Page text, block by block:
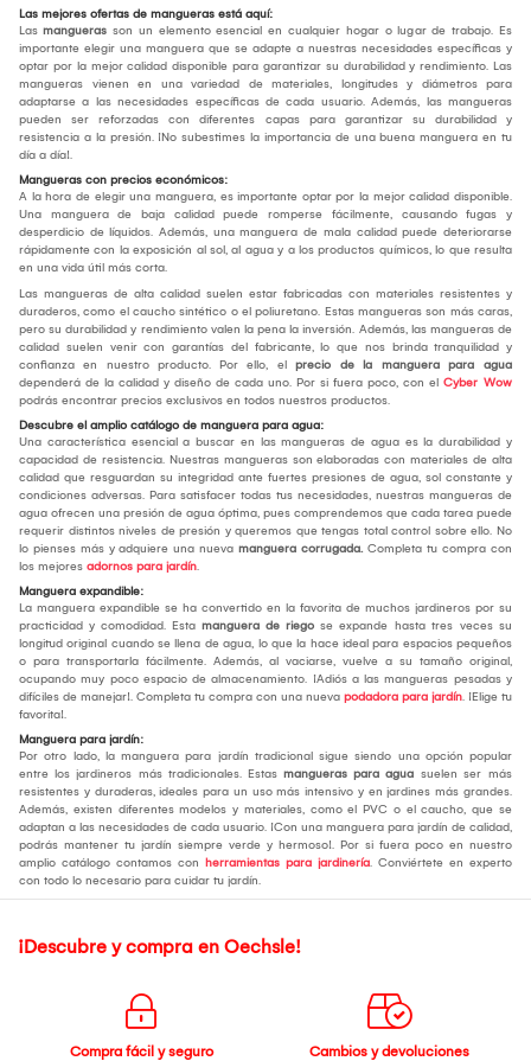
Las mejores ofertas de mangueras está aquí:
Las mangueras son un elemento esencial en cualquier hogar o lugar de trabajo. Es
importante elegir una manguera que se adapte a nuestras necesidades específicas y
optar por la mejor calidad disponible para garantizar su durabilidad y rendimiento. Las
mangueras vienen en una variedad de materiales, longitudes y diámetros para
adaptarse a las necesidades específicas de cada usuario. Además, las mangueras
pueden ser reforzadas con diferentes capas para garantizar su durabilidad y
resistencia a la presión. ¡No subestimes la importancia de una buena manguera en tu
día a día!.
Mangueras con precios económicos:
A la hora de elegir una manguera, es importante optar por la mejor calidad disponible.
Una manguera de baja calidad puede romperse fácilmente, causando fugas y
desperdicio de líquidos. Además, una manguera de mala calidad puede deteriorarse
rápidamente con la exposición al sol, al agua y a los productos químicos, lo que resulta
en una vida útil más corta.
Las mangueras de alta calidad suelen estar fabricadas con materiales resistentes y
duraderos, como el caucho sintético o el poliuretano. Estas mangueras son más caras,
pero su durabilidad y rendimiento valen la pena la inversión. Además, las mangueras de
calidad suelen venir con garantías del fabricante, lo que nos brinda tranquilidad y
confianza en nuestro producto. Por ello, el precio de la manguera para agua
dependerá de la calidad y diseño de cada uno. Por si fuera poco, con el Cyber Wow
podrás encontrar precios exclusivos en todos nuestros productos.
Descubre el amplio catálogo de manguera para agua:
Una característica esencial a buscar en las mangueras de agua es la durabilidad y
capacidad de resistencia. Nuestras mangueras son elaboradas con materiales de alta
calidad que resguardan su integridad ante fuertes presiones de agua, sol constante y
condiciones adversas. Para satisfacer todas tus necesidades, nuestras mangueras de
agua ofrecen una presión de agua óptima, pues comprendemos que cada tarea puede
requerir distintos niveles de presión y queremos que tengas total control sobre ello. No
lo pienses más y adquiere una nueva manguera corrugada. Completa tu compra con
los mejores adornos para jardín.
Manguera expandible:
La manguera expandible se ha convertido en la favorita de muchos jardineros por su
practicidad y comodidad. Esta manguera de riego se expande hasta tres veces su
longitud original cuando se llena de agua, lo que la hace ideal para espacios pequeños
o para transportarla fácilmente. Además, al vaciarse, vuelve a su tamaño original,
ocupando muy poco espacio de almacenamiento. ¡Adiós a las mangueras pesadas y
difíciles de manejar!. Completa tu compra con una nueva podadora para jardín. ¡Elige tu
favorita!.
Manguera para jardín:
Por otro lado, la manguera para jardín tradicional sigue siendo una opción popular
entre los jardineros más tradicionales. Estas mangueras para agua suelen ser más
resistentes y duraderas, ideales para un uso más intensivo y en jardines más grandes.
Además, existen diferentes modelos y materiales, como el PVC o el caucho, que se
adaptan a las necesidades de cada usuario. ¡Con una manguera para jardín de calidad,
podrás mantener tu jardín siempre verde y hermoso!. Por si fuera poco en nuestro
amplio catálogo contamos con herramientas para jardinería. Conviértete en experto
con todo lo necesario para cuidar tu jardín.
¡Descubre y compra en Oechsle!
Compra fácil y seguro
Cambios y devoluciones